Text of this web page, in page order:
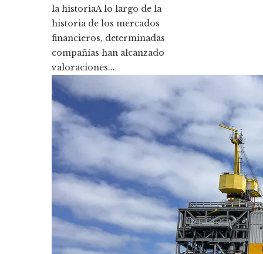
la historiaA lo largo de la
historia de los mercados
financieros, determinadas
compañías han alcanzado
valoraciones...